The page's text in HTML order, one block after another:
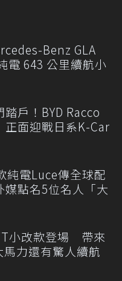
Benz GLA
電 643 公里續航小
戶！BYD Racco
面迎戰日系K-Car
純電Luce傳全球配
點名5位名人「大
小改款登場 帶來
力還有驚人續航